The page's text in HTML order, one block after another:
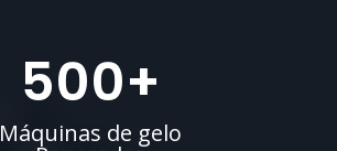
500+
Máquinas de gelo